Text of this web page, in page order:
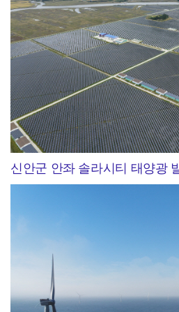
신안군 안좌 솔라시티 태양광